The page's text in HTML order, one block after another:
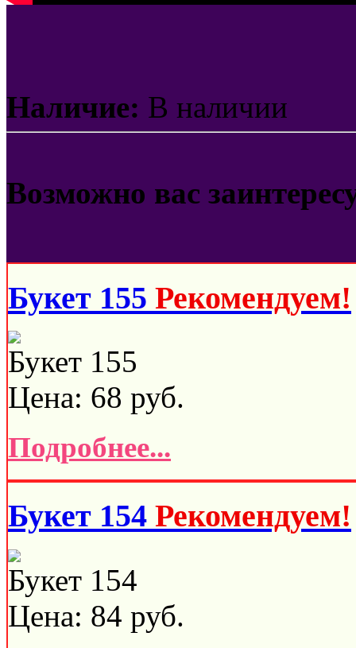
Наличие: В наличии
Возможно вас
Букет 155 Рекомендуем!
Букет 155
Цена: 68 руб.
Подробнее...
Букет 154 Рекомендуем!
Букет 154
Цена: 84 руб.